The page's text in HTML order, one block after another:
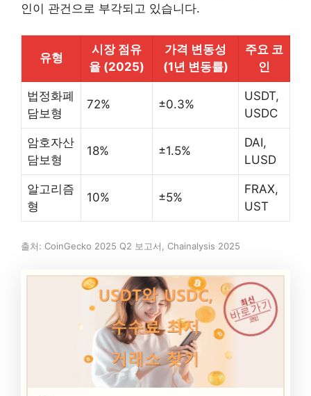
인이 관건으로 부각되고 있습니다.
유형
시장 점유
율 (2025)
가격 변동성
(1년 변동률)
주요 코
인
법정화폐
담보형
72% ±0.3%
USDT,
USDC
암호자산
담보형
18% ±1.5%
DAI,
LUSD
알고리즘
형
10% ±5%
FRAX,
UST
출처: CoinGecko 2025 Q2 보고서, Chainalysis 2025
최신
바로가기
코인